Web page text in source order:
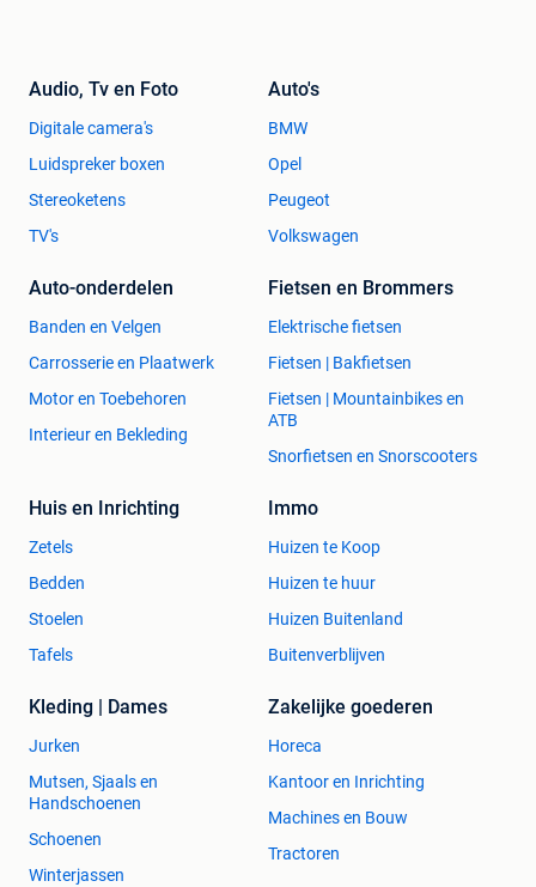
Audio, Tv en Foto
Digitale camera's
Luidspreker boxen
Stereoketens
TV's
Auto's
BMW
Opel
Peugeot
Volkswagen
Auto-onderdelen
Banden en Velgen
Carrosserie en Plaatwerk
Motor en Toebehoren
Interieur en Bekleding
Fietsen en Brommers
Elektrische fietsen
Fietsen | Bakfietsen
Fietsen | Mountainbikes en
ATB
Snorfietsen en Snorscooters
Huis en Inrichting
Zetels
Bedden
Stoelen
Tafels
Immo
Huizen te Koop
Huizen te huur
Huizen Buitenland
Buitenverblijven
Kleding | Dames
Jurken
Mutsen, Sjaals en
Handschoenen
Schoenen
Winterjassen
Zakelijke goederen
Horeca
Kantoor en Inrichting
Machines en Bouw
Tractoren